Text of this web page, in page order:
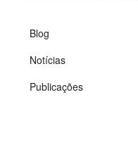
Blog
Notícias
Publicações